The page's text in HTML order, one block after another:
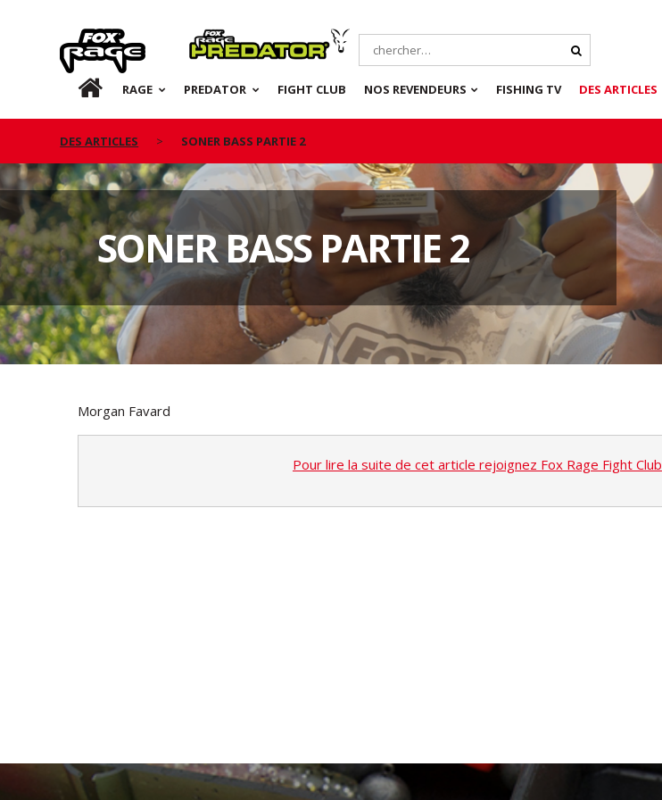
Rage Predator
FR RAGE PREDATOR FIGHT CLUB NOS REVENDEURS FISHING TV DES ARTICLES
DES ARTICLES SONER BASS PARTIE 2
SONER BASS PARTIE 2
Morgan Favard
Pour lire la suite de cet article rejoignez Fox Rage Fight Club